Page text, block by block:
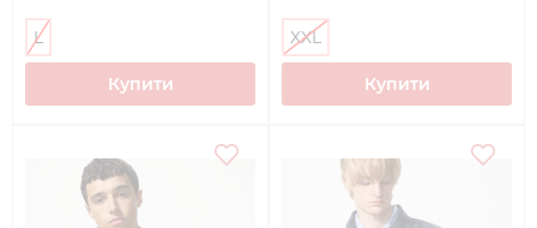
L
Купити
XXL
Купити